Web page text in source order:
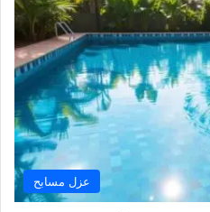
عزل مسابح